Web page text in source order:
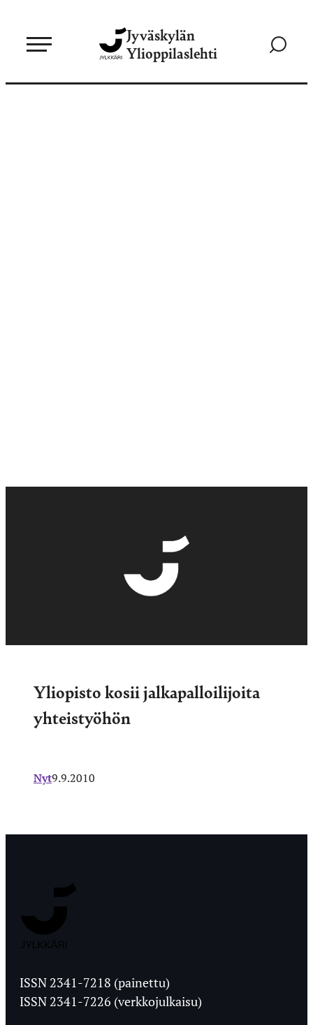
sisältöön
Jyväskylän
Ylioppilaslehti
Siirry
Yliopisto kosii jalkapalloilijoita
yhteistyöhön
Nyt9.9.2010
Ylioppilaslehti
ISSN 2341-7218 (painettu)
ISSN 2341-7226 (verkkojulkaisu)